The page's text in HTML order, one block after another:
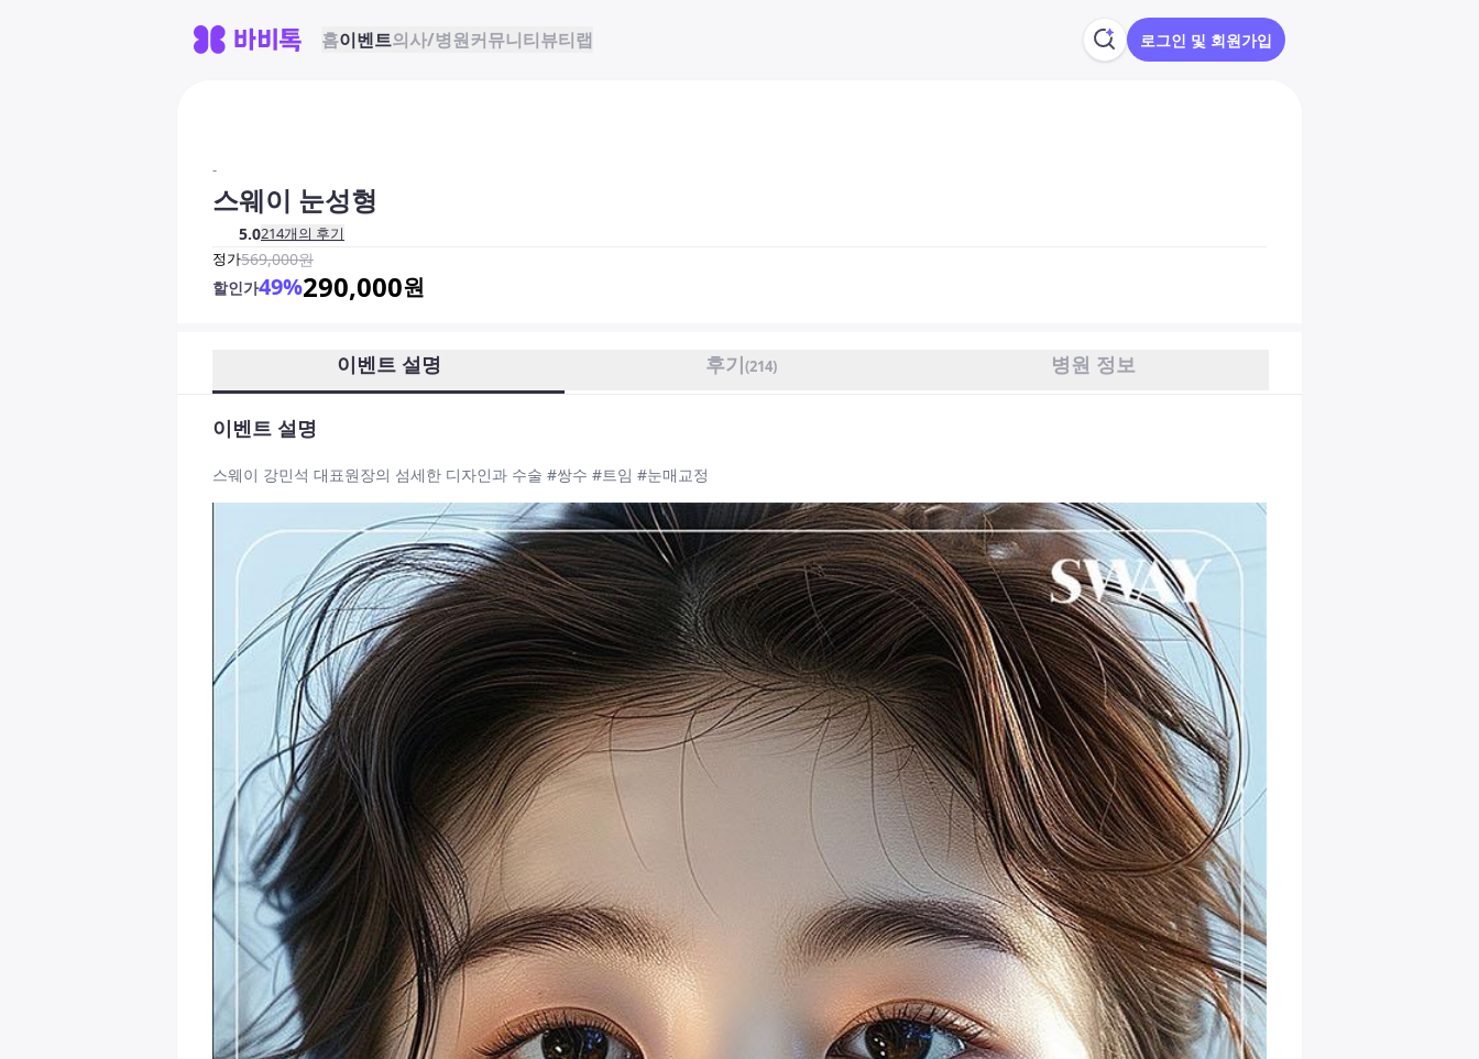
홈이벤트의사/병원커뮤니티뷰티랩 로그인 및 회원가입
-
스웨이 눈성형
5.0214개의 후기
정가569,000원
할인가49%290,000원
이벤트 설명 후기(214) 병원 정보
이벤트 설명
스웨이 강민석 대표원장의 섬세한 디자인과 수술 #쌍수 #트임 #눈매교정